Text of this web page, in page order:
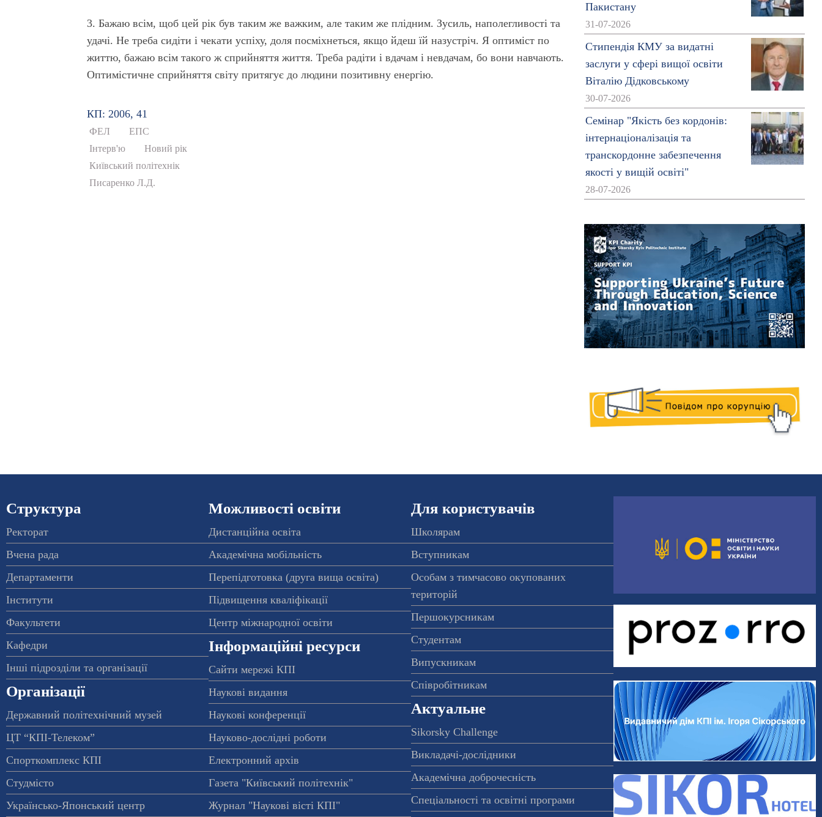
3. Бажаю всім, щоб цей рік був таким же важким, але таким же плідним. Зусиль, наполегливості та
удачі. Не треба сидіти і чекати успіху, доля посміхнеться, якщо йдеш їй назустріч. Я оптиміст по
життю, бажаю всім такого ж сприйняття життя. Треба радіти і вдачам і невдачам, бо вони навчають.
Оптимістичне сприйняття світу притягує до людини позитивну енергію.
КП: 2006, 41
ФЕЛ
ЕПС
Інтерв'ю
Новий рік
Київський політехнік
Писаренко Л.Д.
Пакистану
31-07-2026
Стипендія КМУ за видатні
заслуги у сфері вищої освіти
Віталію Дідковському
30-07-2026
Семінар "Якість без кордонів:
інтернаціоналізація та
транскордонне забезпечення
якості у вищій освіті"
28-07-2026
Структура
Ректорат
Вчена рада
Департаменти
Інститути
Факультети
Кафедри
Інші підрозділи та організації
Організації
Державний політехнічний музей
ЦТ “КПІ-Телеком”
Спорткомплекс КПІ
Студмісто
Українсько-Японський центр
Можливості освіти
Дистанційна освіта
Академічна мобільність
Перепідготовка (друга вища освіта)
Підвищення кваліфікації
Центр міжнародної освіти
Інформаційні ресурси
Сайти мережі КПІ
Наукові видання
Наукові конференції
Науково-дослідні роботи
Електронний архів
Газета "Київський політехнік"
Журнал "Наукові вісті КПІ"
Для користувачів
Школярам
Вступникам
Особам з тимчасово окупованих
територій
Першокурсникам
Студентам
Випускникам
Співробітникам
Актуальне
Sikorsky Challenge
Викладачі-дослідники
Академічна доброчесність
Спеціальності та освітні програми